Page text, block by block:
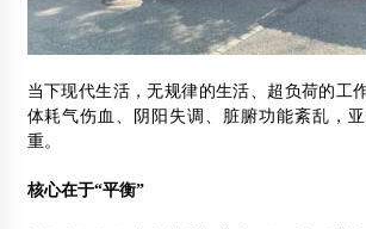
当下现代生活，无规律的生活、超负荷的工
体耗气伤血、阴阳失调、脏腑功能紊乱，
重。
核心在于“平衡”